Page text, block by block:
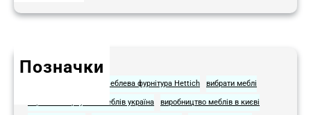
Позначки
Меблева фурнітура Hettich вибрати меблі
виробник корпусних меблів україна виробництво меблів в києві